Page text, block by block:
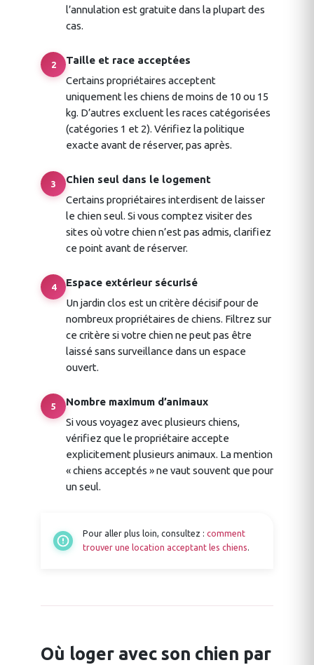
l’annulation est gratuite dans la plupart des
cas.
2
Taille et race acceptées
Certains propriétaires acceptent
uniquement les chiens de moins de 10 ou 15
kg. D’autres excluent les races catégorisées
(catégories 1 et 2). Vérifiez la politique
exacte avant de réserver, pas après.
3
Chien seul dans le logement
Certains propriétaires interdisent de laisser
le chien seul. Si vous comptez visiter des
sites où votre chien n’est pas admis, clarifiez
ce point avant de réserver.
4
Espace extérieur sécurisé
Un jardin clos est un critère décisif pour de
nombreux propriétaires de chiens. Filtrez sur
ce critère si votre chien ne peut pas être
laissé sans surveillance dans un espace
ouvert.
5
Nombre maximum d’animaux
Si vous voyagez avec plusieurs chiens,
vérifiez que le propriétaire accepte
explicitement plusieurs animaux. La mention
« chiens acceptés » ne vaut souvent que pour
un seul.
Pour aller plus loin, consultez : comment
trouver une location acceptant les chiens.
Où loger avec son chien par